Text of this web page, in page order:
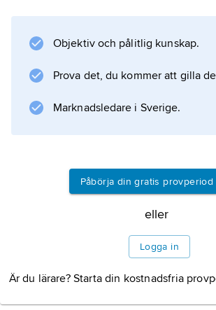
Objektiv och pålitlig kunskap.
Prova det, du kommer att gilla
Marknadsledare i Sverige.
Påbörja din gratis provperiod
eller
Logga in
Är du lärare? Starta din kostnadsfria